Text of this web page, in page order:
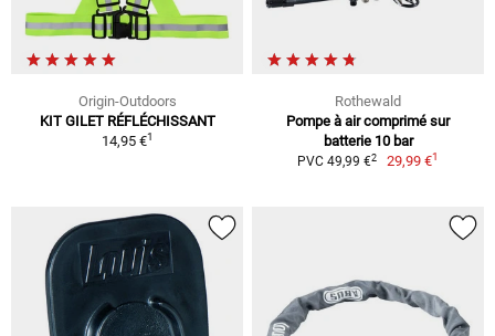
Origin-Outdoors
KIT GILET RÉFLÉCHISSANT
14,95 €1
Rothewald
Pompe à air comprimé sur
batterie 10 bar
PVC 49,99 €2 29,99 €1